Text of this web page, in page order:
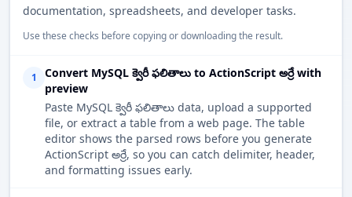
documentation, spreadsheets, and developer tasks.
Use these checks before copying or downloading the result.
1
Convert MySQL క్వెరీ ఫలితాలు to ActionScript అర్రే with
preview
Paste MySQL క్వెరీ ఫలితాలు data, upload a supported
file, or extract a table from a web page. The table
editor shows the parsed rows before you generate
ActionScript అర్రే, so you can catch delimiter, header,
and formatting issues early.